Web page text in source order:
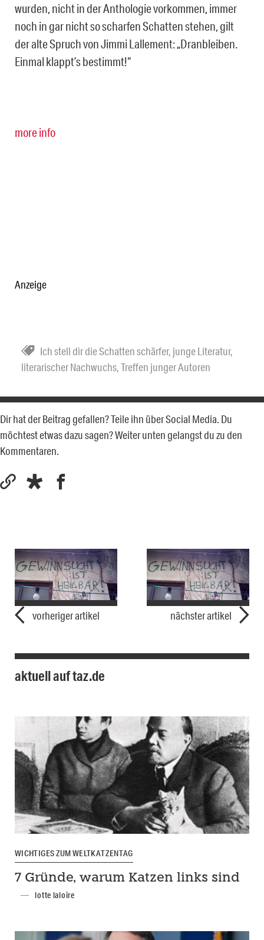
wurden, nicht in der Anthologie vorkommen, immer
noch in gar nicht so scharfen Schatten stehen, gilt
der alte Spruch von Jimmi Lallement: „Dranbleiben.
Einmal klappt’s bestimmt!“
more info
Anzeige
Ich stell dir die Schatten schärfer, junge Literatur,
literarischer Nachwuchs,Treffen junger Autoren
Dir hat der Beitrag gefallen? Teile ihn über Social Media. Du
möchtest etwas dazu sagen? Weiter unten gelangst du zu den
Kommentaren.
vorheriger artikel nächster artikel
aktuell auf taz.de
WICHTIGES ZUM WELTKATZENTAG
7 Gründe, warum Katzen links sind
lotte laloire